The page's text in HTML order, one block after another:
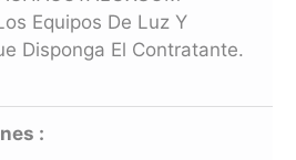
Equipos De Luz Y
Disponga El Contratante.
: